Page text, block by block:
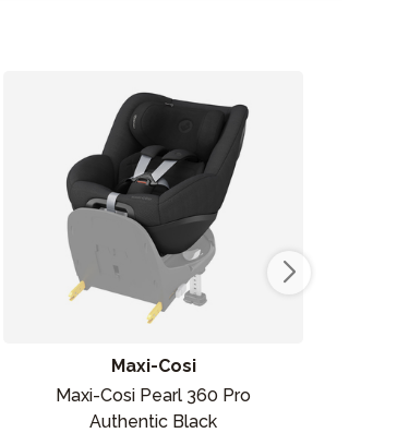
Maxi-Cosi
Maxi-Cosi Pearl 360 Pro
Authentic Black